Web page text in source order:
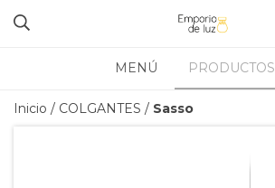
MENÚ PRODUCTOS
Inicio / COLGANTES / Sasso